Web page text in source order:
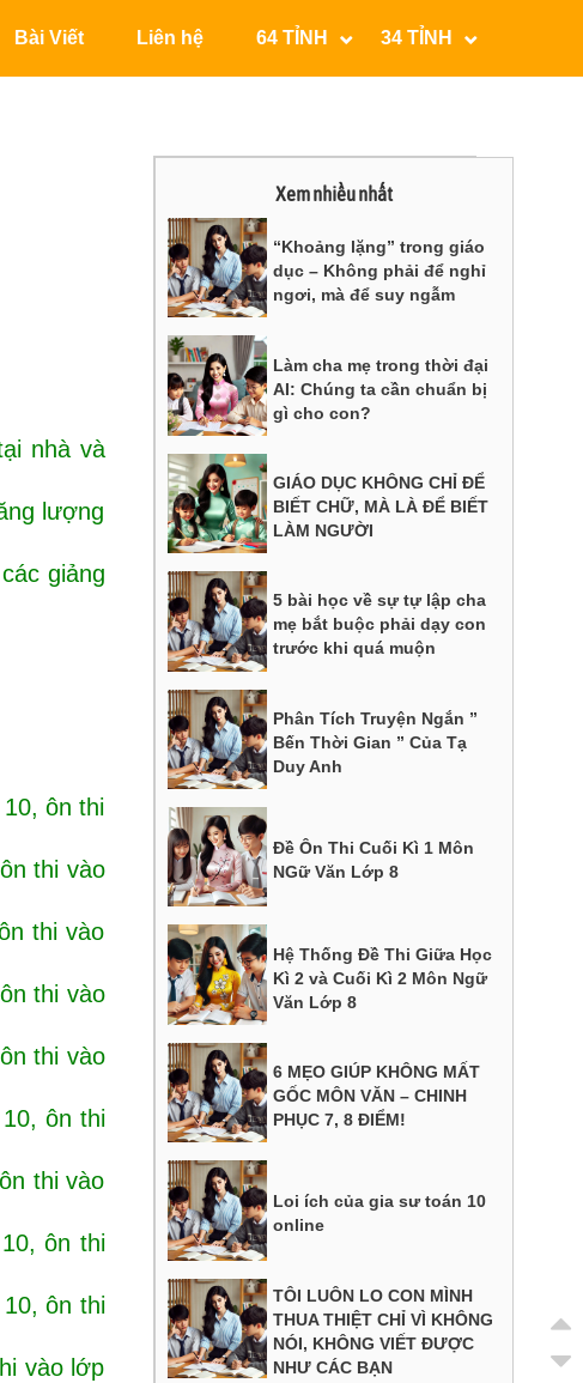
Bài Viết Liên hệ 64 TỈNH 34 TỈNH
nhà và
lượng
giảng
ôn thi
thi vào
thi vào
thi vào
thi vào
ôn thi
thi vào
ôn thi
ôn thi
vào lớp
Xem nhiều nhất
“Khoảng lặng” trong giáo
dục – Không phải để nghỉ
ngơi, mà để suy ngẫm
Làm cha mẹ trong thời đại
AI: Chúng ta cần chuẩn bị
gì cho con?
GIÁO DỤC KHÔNG CHỈ ĐỂ
BIẾT CHỮ, MÀ LÀ ĐỂ BIẾT
LÀM NGƯỜI
5 bài học về sự tự lập cha
mẹ bắt buộc phải dạy con
trước khi quá muộn
Phân Tích Truyện Ngắn ”
Bến Thời Gian ” Của Tạ
Duy Anh
Đề Ôn Thi Cuối Kì 1 Môn
NGữ Văn Lớp 8
Hệ Thống Đề Thi Giữa Học
Kì 2 và Cuối Kì 2 Môn Ngữ
Văn Lớp 8
6 MẸO GIÚP KHÔNG MẤT
GỐC MÔN VĂN – CHINH
PHỤC 7, 8 ĐIỂM!
Loi ích của gia sư toán 10
online
TÔI LUÔN LO CON MÌNH
THUA THIỆT CHỈ VÌ KHÔNG
NÓI, KHÔNG VIẾT ĐƯỢC
NHƯ CÁC BẠN